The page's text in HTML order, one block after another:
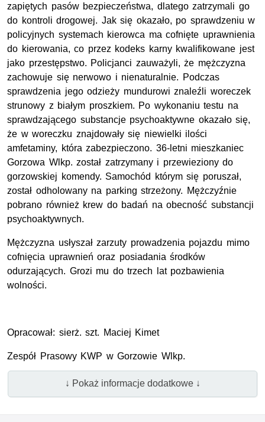
zapiętych pasów bezpieczeństwa, dlatego zatrzymali go
do kontroli drogowej. Jak się okazało, po sprawdzeniu w
policyjnych systemach kierowca ma cofnięte uprawnienia
do kierowania, co przez kodeks karny kwalifikowane jest
jako przestępstwo. Policjanci zauważyli, że mężczyzna
zachowuje się nerwowo i nienaturalnie. Podczas
sprawdzenia jego odzieży mundurowi znaleźli woreczek
strunowy z białym proszkiem. Po wykonaniu testu na
sprawdzającego substancje psychoaktywne okazało się,
że w woreczku znajdowały się niewielki ilości
amfetaminy, która zabezpieczono. 36-letni mieszkaniec
Gorzowa Wlkp. został zatrzymany i przewieziony do
gorzowskiej komendy. Samochód którym się poruszał,
został odholowany na parking strzeżony. Mężczyźnie
pobrano również krew do badań na obecność substancji
psychoaktywnych.
Mężczyzna usłyszał zarzuty prowadzenia pojazdu mimo
cofnięcia uprawnień oraz posiadania środków
odurzających. Grozi mu do trzech lat pozbawienia
wolności.
Opracował: sierż. szt. Maciej Kimet
Zespół Prasowy KWP w Gorzowie Wlkp.
↓ Pokaż informacje dodatkowe ↓